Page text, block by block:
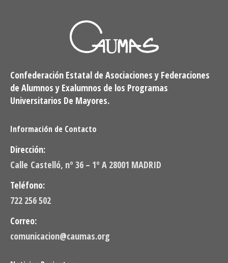
Confederación Estatal de Asociaciones y Federaciones
de Alumnos y Exalumnos de los Programas
Universitarios De Mayores.
Información de Contacto
Dirección:
Calle Castelló, nº 36 – 1º A 28001 MADRID
Teléfono:
722 256 502
Correo:
comunicacion@caumas.org